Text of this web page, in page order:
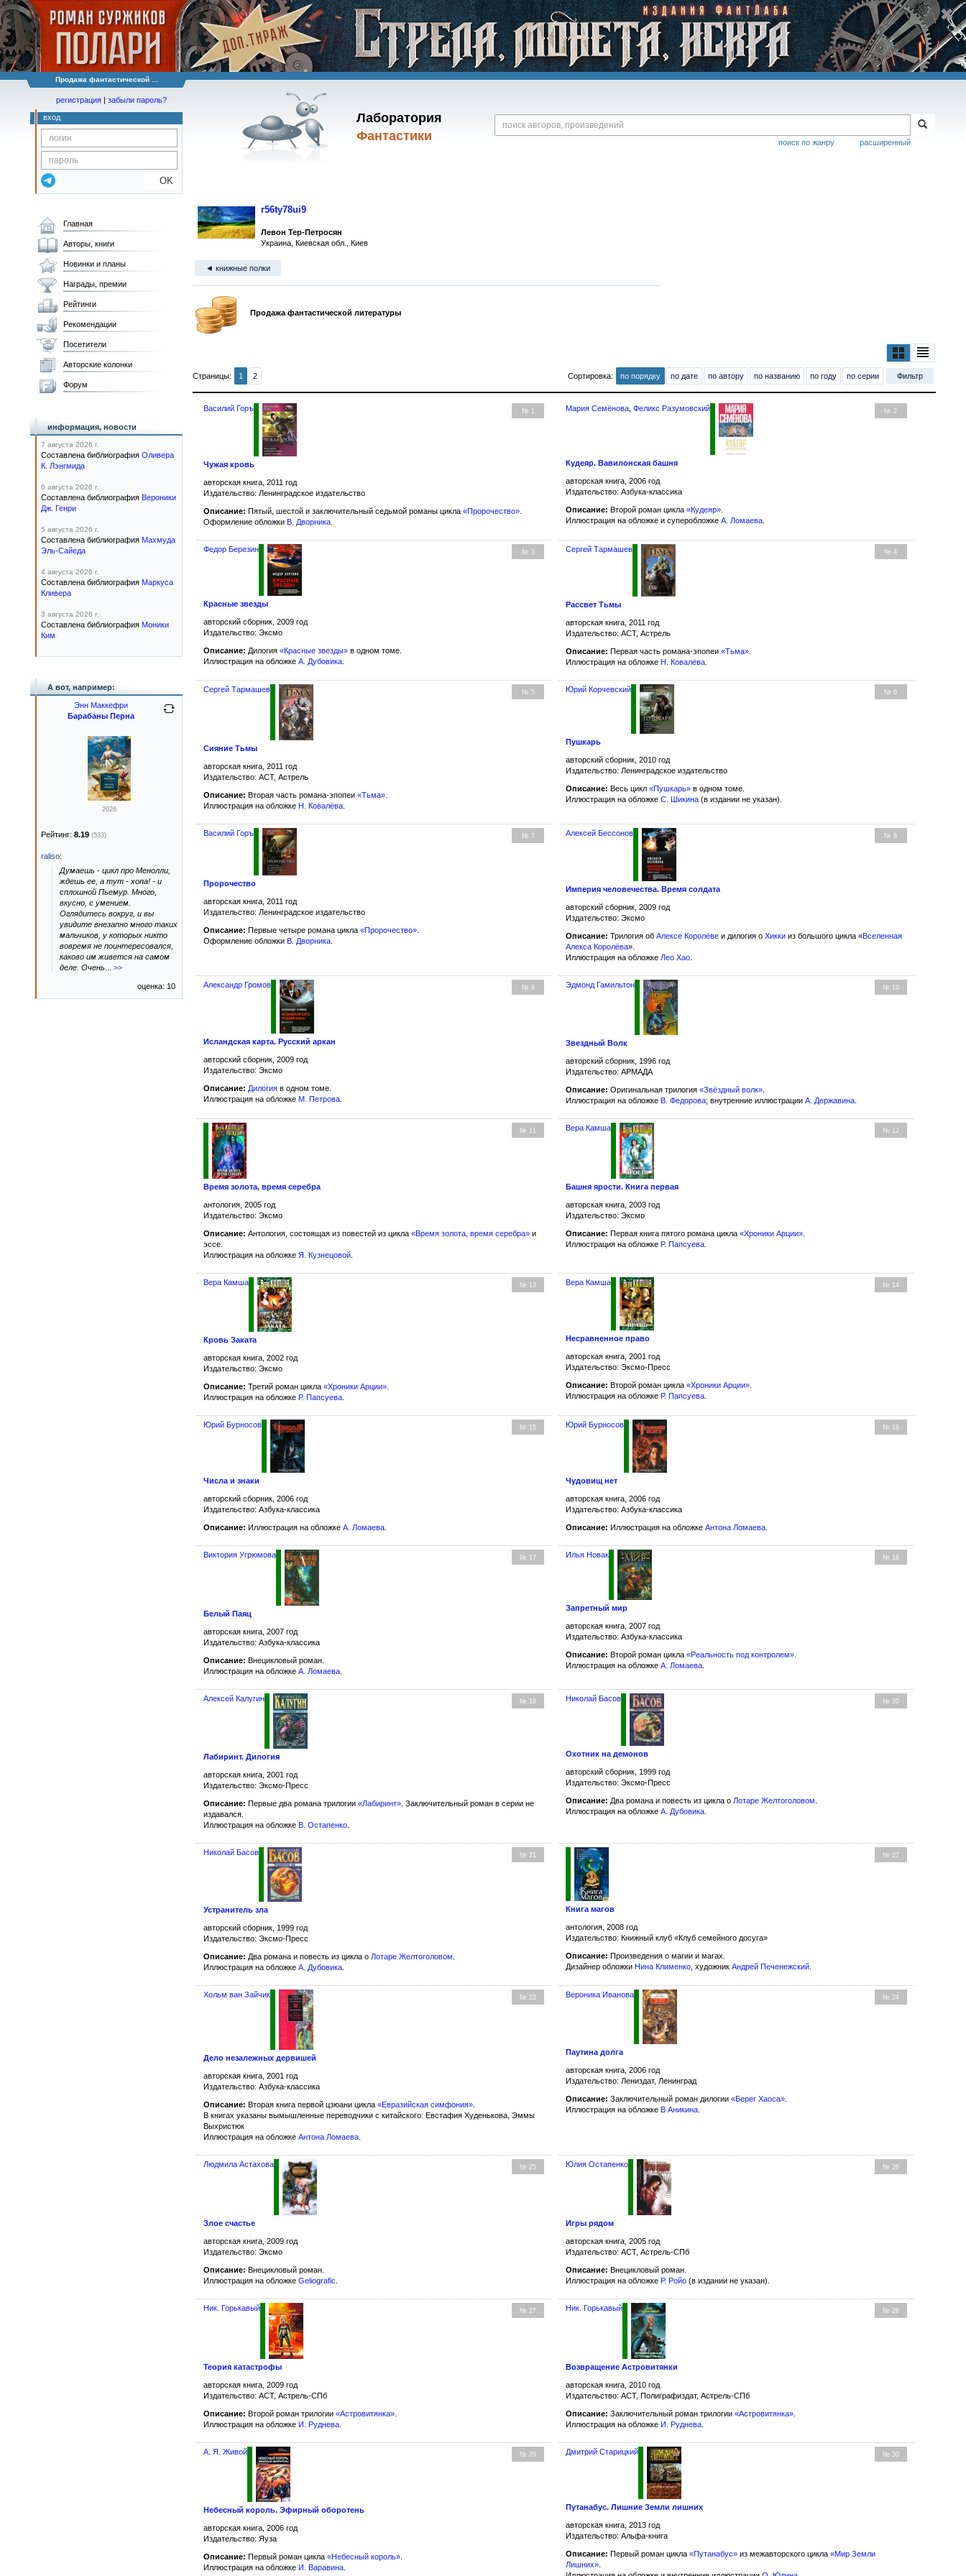
Продажа фантастической ...
Лаборатория
Фантастики
расширенный
поиск по жанру
регистрация | забыли пароль?
вход
OK
r56ty78ui9
Левон Тер-Петросян
Украина, Киевская обл., Киев
◄ книжные полки
Продажа фантастической литературы
Страницы: 1 2 Сортировка: по порядку по дате по автору по названию по году по серии Фильтр
№ 1
Василий Горъ
Чужая кровь
авторская книга, 2011 год
Издательство: Ленинградское издательство
Описание: Пятый, шестой и заключительный седьмой романы цикла «Пророчество»
Оформление обложки В. Дворника
№ 2
Мария Семёнова ,Феликс Разумовский
Кудеяр. Вавилонская башня
авторская книга, 2006 год
Издательство: Азбука-классика
Описание: Второй роман цикла«Кудеяр»
Иллюстрация на обложке и суперобложкеА. Ломаева
№ 3
Федор Березин
Красные звезды
авторский сборник, 2009 год
Издательство: Эксмо
Описание: Дилогия «Красные звезды» в одном томе.
Иллюстрация на обложке А. Дубовика
№ 4
Сергей Тармашев
Рассвет Тьмы
авторская книга, 2011 год
Издательство: АСТ, Астрель
Описание: Первая часть романа-эпопеи«Тьма».
Иллюстрация на обложке Н. Ковалёва.
№ 5
Сергей Тармашев
Сияние Тьмы
авторская книга, 2011 год
Издательство: АСТ, Астрель
Описание: Вторая часть романа-эпопеи «Тьма»
Иллюстрация на обложке Н. Ковалёва
№ 6
Юрий Корчевский
Пушкарь
авторский сборник, 2010 год
Издательство: Ленинградское издательство
Описание: Весь цикл«Пушкарь» в одном томе.
Иллюстрация на обложкеС. Шикина (в издании не указан).
№ 7
Василий Горъ
Пророчество
авторская книга, 2011 год
Издательство: Ленинградское издательство
Описание: Первые четыре романа цикла «Пророчество».
Оформление обложки В. Дворника.
№ 8
Алексей Бессонов
Империя человечества. Время солдата
авторский сборник, 2009 год
Издательство: Эксмо
Описание: Трилогия обАлексе Королёве и дилогия оХикки из большого цикла «Вселенная
Алекса Королёва».
Иллюстрация на обложке Лео Хао
№ 9
Александр Громов
Исландская карта. Русский аркан
авторский сборник, 2009 год
Издательство: Эксмо
Описание: Дилогия в одном томе.
Иллюстрация на обложке М. Петрова
№ 10
Эдмонд Гамильтон
Звездный Волк
авторский сборник, 1996 год
Издательство: АРМАДА
Описание: Оригинальная трилогия«Звёздный волк»
Иллюстрация на обложке В. Федорова; внутренние иллюстрацииА. Державина
№ 11
Время золота, время серебра
антология, 2005 год
Издательство: Эксмо
Описание: Антология, состоящая из повестей из цикла «Время золота, время серебра» и
эссе.
Иллюстрация на обложке Я. Кузнецовой
№ 12
Вера Камша
Башня ярости. Книга первая
авторская книга, 2003 год
Издательство: Эксмо
Описание: Первая книга пятого романа цикла«Хроники Арции»
Иллюстрация на обложке Р. Папсуева
№ 13
Вера Камша
Кровь Заката
авторская книга, 2002 год
Издательство: Эксмо
Описание: Третий роман цикла «Хроники Арции»
Иллюстрация на обложке Р. Папсуева
№ 14
Вера Камша
Несравненное право
авторская книга, 2001 год
Издательство: Эксмо-Пресс
Описание: Второй роман цикла«Хроники Арции»
Иллюстрация на обложке Р. Папсуева
№ 15
Юрий Бурносов
Числа и знаки
авторский сборник, 2006 год
Издательство: Азбука-классика
Описание: Иллюстрация на обложке А. Ломаева
№ 16
Юрий Бурносов
Чудовищ нет
авторская книга, 2006 год
Издательство: Азбука-классика
Описание: Иллюстрация на обложкеАнтона Ломаева
№ 17
Виктория Угрюмова
Белый Паяц
авторская книга, 2007 год
Издательство: Азбука-классика
Описание: Внецикловый роман.
Иллюстрация на обложке А. Ломаева
№ 18
Илья Новак
Запретный мир
авторская книга, 2007 год
Издательство: Азбука-классика
Описание: Второй роман цикла«Реальность под контролем»
Иллюстрация на обложкеА. Ломаева
№ 19
Алексей Калугин
Лабиринт. Дилогия
авторская книга, 2001 год
Издательство: Эксмо-Пресс
Описание: Первые два романа трилогии «Лабиринт». Заключительный роман в серии не
издавался.
Иллюстрация на обложке В. Остапенко.
№ 20
Николай Басов
Охотник на демонов
авторский сборник, 1999 год
Издательство: Эксмо-Пресс
Описание: Два романа и повесть из цикла о Лотаре Желтоголовом
Иллюстрация на обложкеА. Дубовика
№ 21
Николай Басов
Устранитель зла
авторский сборник, 1999 год
Издательство: Эксмо-Пресс
Описание: Два романа и повесть из цикла о Лотаре Желтоголовом.
Иллюстрация на обложке А. Дубовика.
№ 22
Книга магов
антология, 2008 год
Издательство: Книжный клуб «Клуб семейного досуга»
Описание: Произведения о магии и магах.
Дизайнер обложки Нина Клименко , художникАндрей Печенежский
№ 23
Хольм ван Зайчик
Дело незалежных дервишей
авторская книга, 2001 год
Издательство: Азбука-классика
Описание: Вторая книга первой цзюани цикла «Евразийская симфония».
В книгах указаны вымышленные переводчики с китайского: Евстафия Худенькова, Эммы
Выхристюк
Иллюстрация на обложке Антона Ломаева.
№ 24
Вероника Иванова
Паутина долга
авторская книга, 2006 год
Издательство: Лениздат, Ленинград
Описание: Заключительный роман дилогии«Берег Хаоса».
Иллюстрация на обложке В Аникина.
№ 25
Людмила Астахова
Злое счастье
авторская книга, 2009 год
Издательство: Эксмо
Описание: Внецикловый роман.
Иллюстрация на обложке Geliografic
№ 26
Юлия Остапенко
Игры рядом
авторская книга, 2005 год
Издательство: АСТ, Астрель-СПб
Описание: Внецикловый роман.
Иллюстрация на обложке Р. Ройо (в издании не указан).
№ 27
Ник. Горькавый
Теория катастрофы
авторская книга, 2009 год
Издательство: АСТ, Астрель-СПб
Описание: Второй роман трилогии «Астровитянка»
Иллюстрация на обложке И. Руднева
№ 28
Ник. Горькавый
Возвращение Астровитянки
авторская книга, 2010 год
Издательство: АСТ, Полиграфиздат, Астрель-СПб
Описание: Заключительный роман трилогии«Астровитянка»
Иллюстрация на обложке И. Руднева
№ 29
А. Я. Живой
Небесный король. Эфирный оборотень
авторская книга, 2006 год
Издательство: Яуза
Описание: Первый роман цикла «Небесный король»
Иллюстрация на обложке И. Варавина
№ 30
Дмитрий Старицкий
Путанабус. Лишние Земли лишних
авторская книга, 2013 год
Издательство: Альфа-книга
Описание: Первый роман цикла«Путанабус» из межавторского цикла«Мир Земли
Лишних»
Главная
Авторы, книги
Новинки и планы
Награды, премии
Рейтинги
Рекомендации
Посетители
Авторские колонки
Форум
информация, новости
7 августа 2026 г.
Составлена библиография Оливера
К. Лэнгмида
6 августа 2026 г.
Составлена библиография Вероники
Дж. Генри
5 августа 2026 г.
Составлена библиография Махмуда
Эль-Сайеда
4 августа 2026 г.
Составлена библиография Маркуса
Кливера
3 августа 2026 г.
Составлена библиография Моники
Ким
А вот, например:
Энн Маккефри
Барабаны Перна
2026
Рейтинг: 8.19 (533)
raliso:
Думаешь - цикл про Менолли,
ждешь ее, а тут - хопа! - и
сплошной Пьемур. Много,
вкусно, с умением.
Оглядитесь вокруг, и вы
увидите внезапно много таких
мальчиков, у которых никто
вовремя не поинтересовался,
каково им живется на самом
деле. Очень
>>
оценка: 10